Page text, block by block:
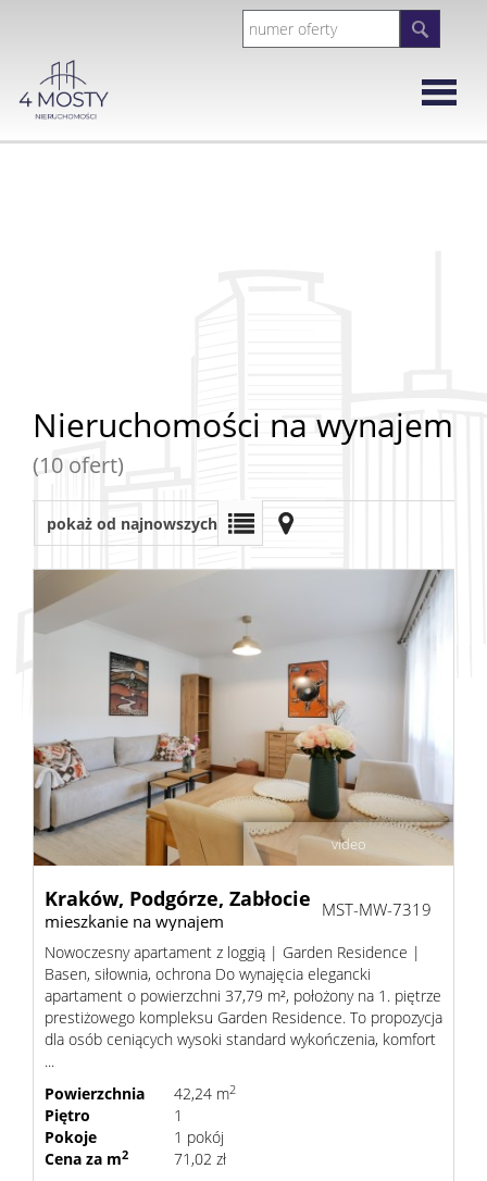
Rynek
Firma
firmie
Praca
Nieruchomości na wynajem
(10 ofert)
pokaż od najnowszych
video
Kraków, Podgórze, Zabłocie
mieszkanie na wynajem
MST-MW-7319
Nowoczesny apartament z loggią | Garden Residence |
Basen, siłownia, ochrona Do wynajęcia elegancki
apartament o powierzchni 37,79 m², położony na 1. piętrze
prestiżowego kompleksu Garden Residence. To propozycja
dla osób ceniących wysoki standard wykończenia, komfort
...
Powierzchnia
42,24 m2
Piętro
1
Pokoje
1 pokój
Cena za m2 71,02 zł